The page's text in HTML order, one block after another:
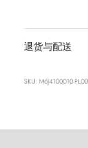
退货与配送
SKU: M6J4100010-